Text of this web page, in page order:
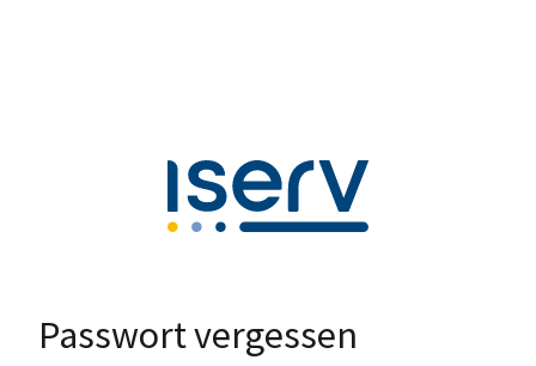
Passwort vergessen